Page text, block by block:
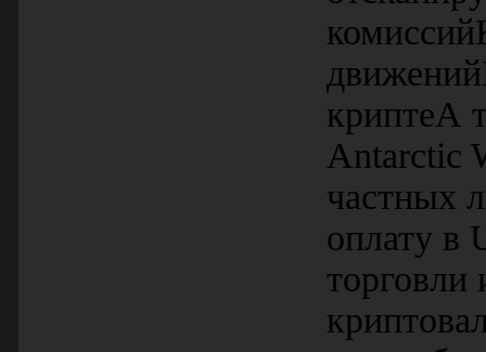
криптеА
Antarctic
частных
оплату в
торговли